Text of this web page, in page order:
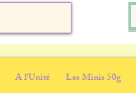
A l'Unité Les Minis 50g